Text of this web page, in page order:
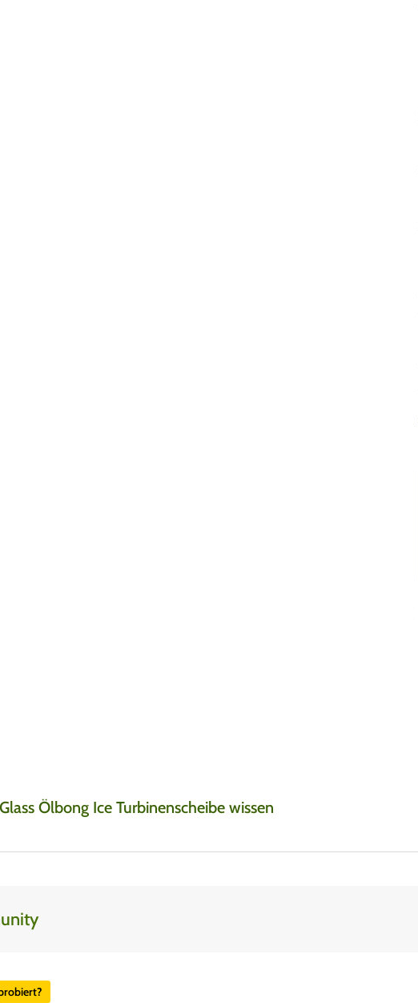
Ölbong Ice Turbinenscheibe wissen